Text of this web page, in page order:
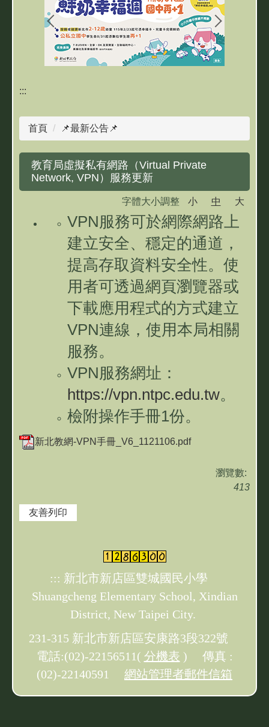
最新消息
親師生研習及活動
教育相關資源
成果網站
學習扶助專區
:::
首頁 📌最新公告📌
教育局虛擬私有網路（Virtual Private
Network, VPN）服務更新
字體大小調整 小 中 大
VPN服務可於網際網路上
建立安全、穩定的通道，
提高存取資料安全性。使
用者可透過網頁瀏覽器或
下載應用程式的方式建立
VPN連線，使用本局相關
服務。
VPN服務網址：
https://vpn.ntpc.edu.tw。
檢附操作手冊1份。
新北教網-VPN手冊_V6_1121106.pdf
瀏覽數:
413
友善列印
::: 新北市新店區雙城國民小學
Shuangcheng Elementary School, Xindian
District, New Taipei City.
231-315 新北市新店區安康路3段322號
電話:(02)-22156511( 分機表 ) 傳真 :
(02)-22140591 網站管理者郵件信箱